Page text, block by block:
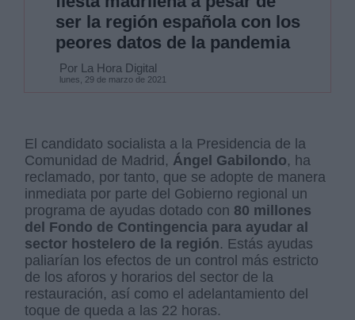
ser la región española con los
peores datos de la pandemia
Por La Hora Digital
lunes, 29 de marzo de 2021
El candidato socialista a la Presidencia de la
Comunidad de Madrid, Ángel Gabilondo, ha
reclamado, por tanto, que se adopte de manera
inmediata por parte del Gobierno regional un
programa de ayudas dotado con 80 millones
del Fondo de Contingencia para ayudar al
sector hostelero de la región. Estás ayudas
paliarían los efectos de un control más estricto
de los aforos y horarios del sector de la
restauración, así como el adelantamiento del
toque de queda a las 22 horas.